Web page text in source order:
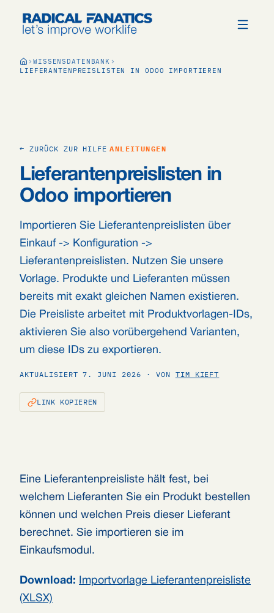
WISSENSDATENBANK
LIEFERANTENPREISLISTEN IN ODOO IMPORTIEREN
← ZURÜCK ZUR HILFE ANLEITUNGEN
Lieferantenpreislisten in
Odoo importieren
Importieren Sie Lieferantenpreislisten über
Einkauf -> Konfiguration ->
Lieferantenpreislisten. Nutzen Sie unsere
Vorlage. Produkte und Lieferanten müssen
bereits mit exakt gleichen Namen existieren.
Die Preisliste arbeitet mit Produktvorlagen-IDs,
aktivieren Sie also vorübergehend Varianten,
um diese IDs zu exportieren.
AKTUALISIERT 7. JUNI 2026 · VON TIM KIEFT
LINK KOPIEREN
Eine Lieferantenpreisliste hält fest, bei
welchem Lieferanten Sie ein Produkt bestellen
können und welchen Preis dieser Lieferant
berechnet. Sie importieren sie im
Einkaufsmodul.
Download:
Importvorlage Lieferantenpreisliste
(XLSX)